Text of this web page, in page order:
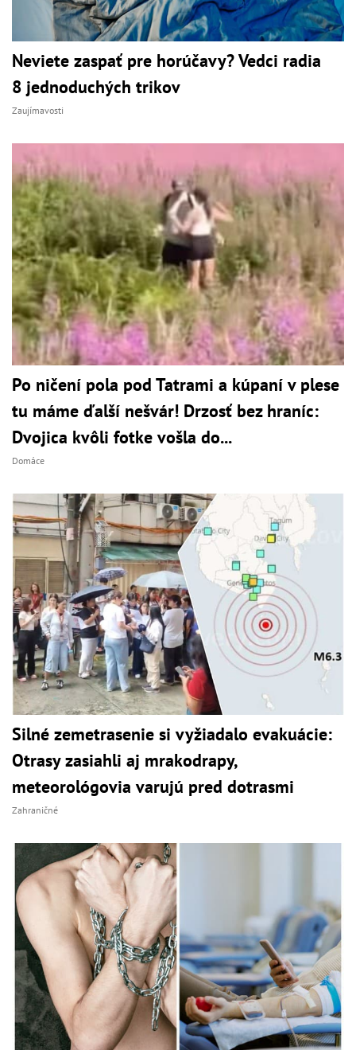
Neviete zaspať pre horúčavy? Vedci radia
8 jednoduchých trikov
Zaujímavosti
Po ničení pola pod Tatrami a kúpaní v plese
tu máme ďalší nešvár! Drzosť bez hraníc:
Dvojica kvôli fotke vošla do...
Domáce
Silné zemetrasenie si vyžiadalo evakuácie:
Otrasy zasiahli aj mrakodrapy,
meteorológovia varujú pred dotrasmi
Zahraničné